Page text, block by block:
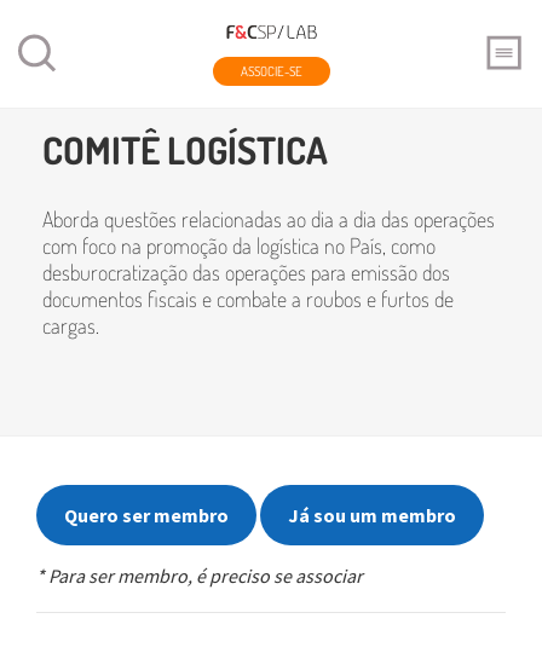
ASSOCIE-SE
Comitê Logística
COMITÊ LOGÍSTICA
Aborda questões relacionadas ao dia a dia das operações
com foco na promoção da logística no País, como
desburocratização das operações para emissão dos
documentos fiscais e combate a roubos e furtos de
cargas.
Quero ser membro Já sou um membro
* Para ser membro, é preciso se associar